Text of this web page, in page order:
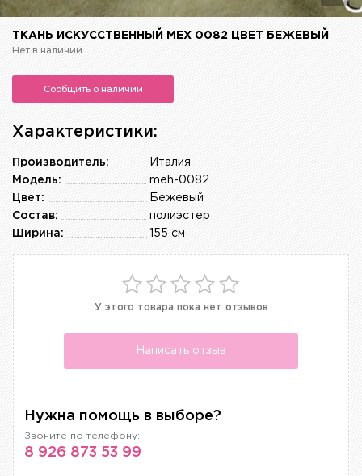
ТКАНЬ ИСКУССТВЕННЫЙ МЕХ 0082 ЦВЕТ БЕЖЕВЫЙ
Нет в наличии
Сообщить о наличии
Характеристики:
Италия
Производитель:
meh-0082
Модель:
Бежевый
Цвет:
полиэстер
Состав:
155 см
Ширина:
У этого товара пока нет отзывов
Написать отзыв
Нужна помощь в выборе?
Звоните по телефону:
8 926 873 53 99